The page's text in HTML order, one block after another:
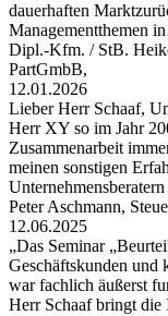
dauerhaften
Managementthemen
Dipl.-Kfm. / StB.
PartGmbB,
12.01.2026
Lieber Herr Schaaf,
Herr XY so im Jahr
Zusammenarbeit
meinen sonstigen
Peter Aschmann,
12.06.2025
„Das Seminar
Geschäftskunden und
war fachlich äußerst
Herr Schaaf bringt die